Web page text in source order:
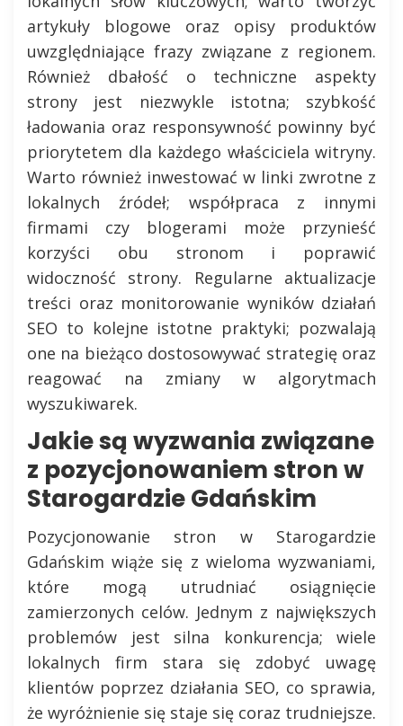
artykuły blogowe oraz opisy produktów
uwzględniające frazy związane z regionem.
Również dbałość o techniczne aspekty
strony jest niezwykle istotna; szybkość
ładowania oraz responsywność powinny być
priorytetem dla każdego właściciela witryny.
Warto również inwestować w linki zwrotne z
lokalnych źródeł; współpraca z innymi
firmami czy blogerami może przynieść
korzyści obu stronom i poprawić
widoczność strony. Regularne aktualizacje
treści oraz monitorowanie wyników działań
SEO to kolejne istotne praktyki; pozwalają
one na bieżąco dostosowywać strategię oraz
reagować na zmiany w algorytmach
wyszukiwarek.
Jakie są wyzwania związane
z pozycjonowaniem stron w
Starogardzie Gdańskim
Pozycjonowanie stron w Starogardzie
Gdańskim wiąże się z wieloma wyzwaniami,
które mogą utrudniać osiągnięcie
zamierzonych celów. Jednym z największych
problemów jest silna konkurencja; wiele
lokalnych firm stara się zdobyć uwagę
klientów poprzez działania SEO, co sprawia,
że wyróżnienie się staje się coraz trudniejsze.